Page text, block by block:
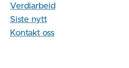
Verdiarbeid
Siste nytt
Kontakt oss